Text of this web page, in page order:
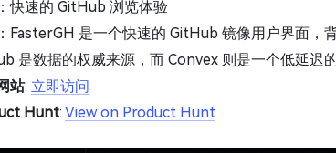
快速的 GitHub 浏览体验
：FasterGH 是一个快速的 GitHub 镜像用户界面，
是数据的权威来源，而 Convex 则是一个低延迟的
站: 立即访问
Hunt: View on Product Hunt